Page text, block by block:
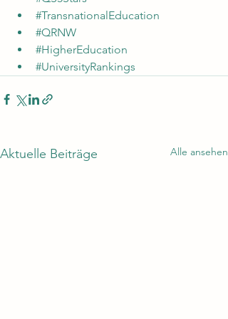
#TransnationalEducation
#QRNW
#HigherEducation
#UniversityRankings
Aktuelle Beiträge Alle ansehen